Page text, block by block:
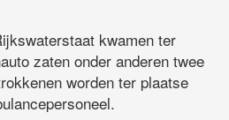
kwamen ter
zaten onder anderen twee
worden ter plaatse